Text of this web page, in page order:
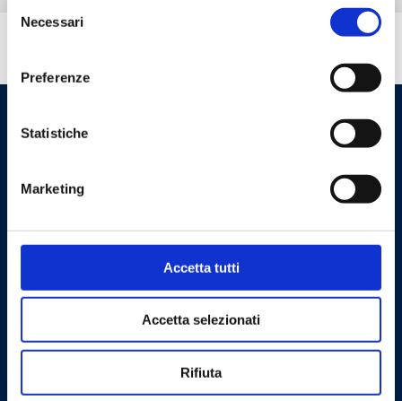
delNecessari
Preferenze
Statistiche
Marketing
Accetta tutti
Accetta selezionati
Rifiuta
Cookie Policy Privacy Policy
Contáctanos
Barberi Rubinetterie Industriali S.r.l. a socio unico